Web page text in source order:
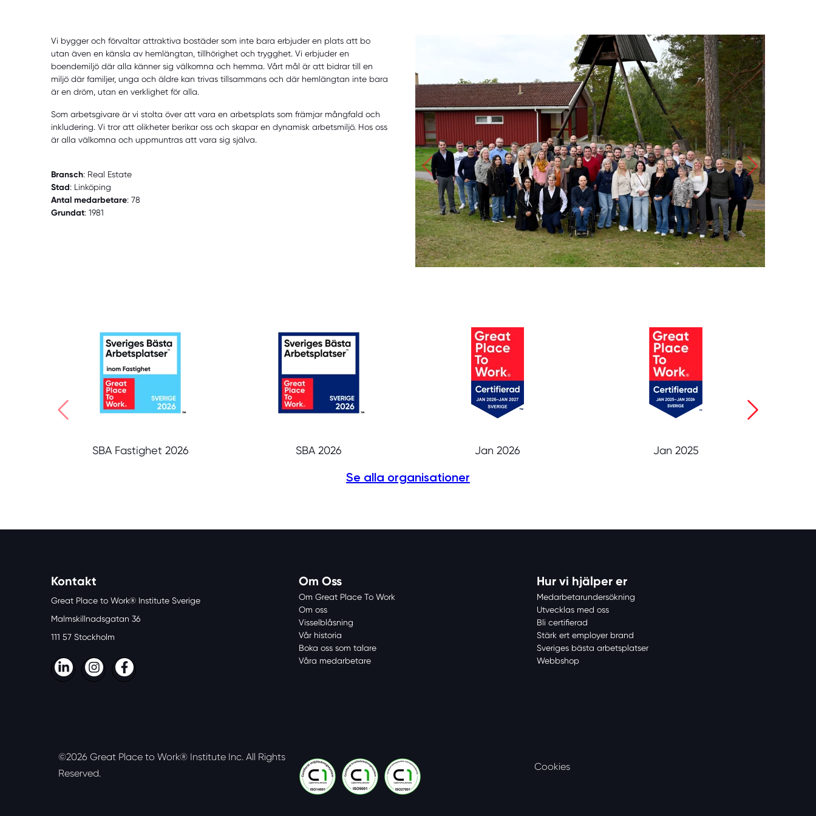
Vi bygger och förvaltar attraktiva bostäder som inte bara erbjuder en plats att bo
utan även en känsla av hemlängtan, tillhörighet och trygghet. Vi erbjuder en
boendemiljö där alla känner sig välkomna och hemma. Vårt mål är att bidrar till en
miljö där familjer, unga och äldre kan trivas tillsammans och där hemlängtan inte bara
är en dröm, utan en verklighet för alla.
Som arbetsgivare är vi stolta över att vara en arbetsplats som främjar mångfald och
inkludering. Vi tror att olikheter berikar oss och skapar en dynamisk arbetsmiljö. Hos oss
är alla välkomna och uppmuntras att vara sig själva.
Bransch: Real Estate
Stad: Linköping
Antal medarbetare: 78
Grundat: 1981
SBA Fastighet 2026 SBA 2026 Jan 2026 Jan 2025
Se alla organisationer
Kontakt
Great Place to Work® Institute Sverige
Malmskillnadsgatan 36
111 57 Stockholm
Om Oss
Om Great Place To Work
Om oss
Visselblåsning
Vår historia
Boka oss som talare
Våra medarbetare
Hur vi hjälper er
Medarbetarundersökning
Utvecklas med oss
Bli certifierad
Stärk ert employer brand
Sveriges bästa arbetsplatser
Webbshop
©2026 Great Place to Work® Institute Inc. All Rights
Reserved.
Cookies